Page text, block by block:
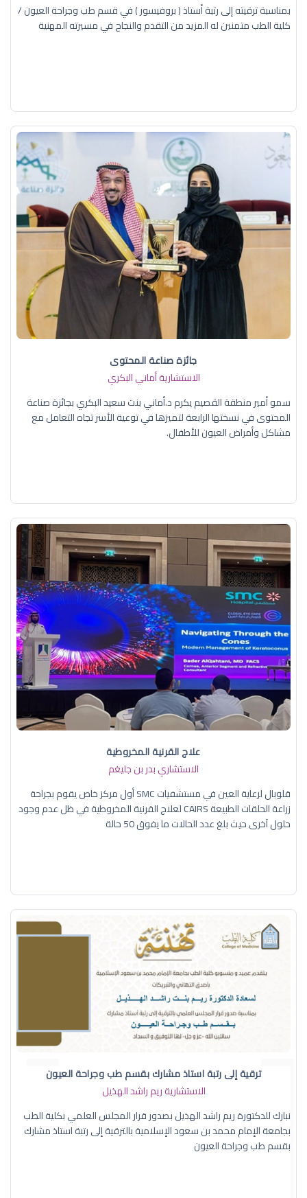
بمناسبة ترقيته إلى رتبة أستاذ ( بروفيسور ) في قسم طب وجراحة العيون /
كلية الطب متمنين له المزيد من التقدم والنجاح في مسيرته المهنية
جائزة صناعة المحتوى
الاستشارية أماني البكري
سمو أمير منطقة القصيم يكرم د.أماني بنت سعيد البكري بجائزة صناعة
المحتوى في نسختها الرابعة لتميزها في توعية الأسر تجاه التعامل مع
مشاكل وأمراض العيون للأطفال.
علاج القرنية المخروطية
الاستشاري بدر بن جليغم
قلوبال لرعاية العين في مستشفيات SMC أول مركز خاص يقوم بجراحة
زراعة الحلقات الطبيعة CAIRS لعلاج القرنية المخروطية في ظل عدم وجود
حلول آخرى حيث بلغ عدد الحالات ما يفوق 50 حالة
ترقية إلى رتبة استاذ مشارك بقسم طب وجراحة العيون
الاستشارية ريم راشد الهذيل
نبارك للدكتورة ريم راشد الهذيل بصدور قرار المجلس العلمي بكلية الطب
بجامعة الإمام محمد بن سعود الإسلامية بالترقية إلى رتبة استاذ مشارك
بقسم طب وجراحة العيون